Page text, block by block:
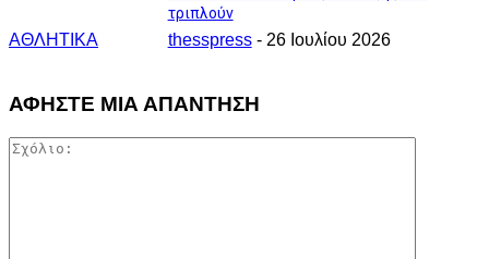
ΑΘΛΗΤΙΚΑ
τριπλούν
thesspress - 26 Ιουλίου 2026
ΑΦΗΣΤΕ ΜΙΑ ΑΠΑΝΤΗΣΗ